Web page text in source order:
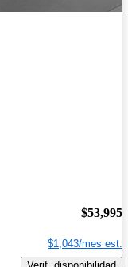
$53,995
$1,043/mes est.